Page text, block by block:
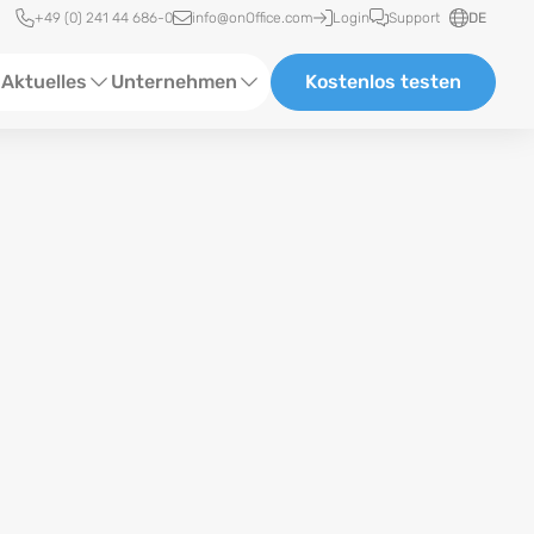
Schnellzugriff
+49 (0) 241 44 686-0 info@onOffice.com Login Support DE
Aktuelles Unternehmen Kostenlos testen